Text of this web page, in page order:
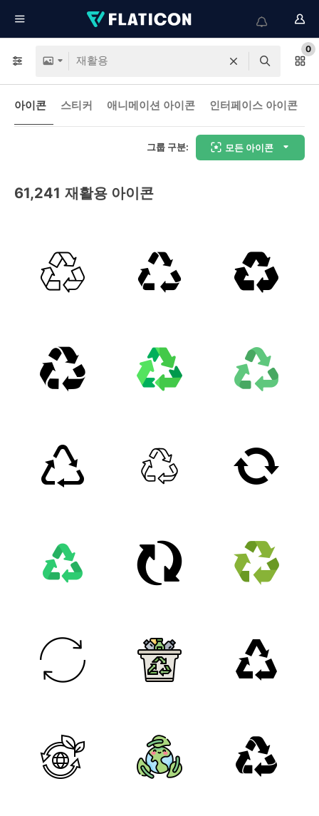
0
아이콘 스티커 애니메이션 아이콘 인터페이스 아이콘
그룹 구분: 모든 아이콘
61,241 재활용 아이콘